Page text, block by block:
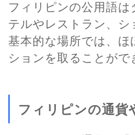
フィリピンの公用語
テルやレストラン、
基本的な場所では、ほ
ションを取ることがで
フィリピンの通貨